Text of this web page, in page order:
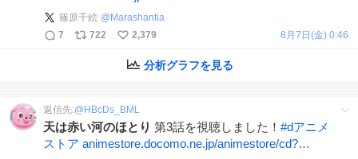
篠原千絵 @ Marashantia
7
722 2,379 8月7日(金) 0:46
分析グラフを見る
返信先:@ HBcDs_BML
天は赤い河のほとり 第3話を視聴しました！ #dアニメ
ストア animestore.docomo.ne.jp/animestore/cd?…